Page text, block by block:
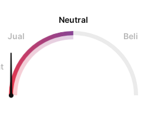
Neutral
Jual
Beli